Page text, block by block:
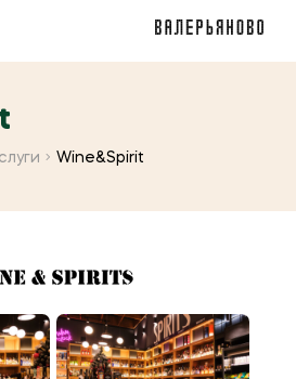
Wine&Spirit